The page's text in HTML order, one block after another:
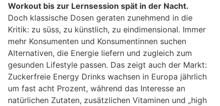
Workout bis zur Lernsession spät in der Nacht.
Doch klassische Dosen geraten zunehmend in die
Kritik: zu süss, zu künstlich, zu eindimensional. Immer
mehr Konsumenten und Konsumentinnen suchen
Alternativen, die Energie liefern und zugleich zum
gesunden Lifestyle passen. Das zeigt auch der Markt:
Zuckerfreie Energy Drinks wachsen in Europa jährlich
um fast acht Prozent, während das Interesse an
natürlichen Zutaten, zusätzlichen Vitaminen und „high